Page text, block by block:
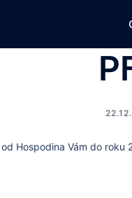
Hospodina Vám do roku